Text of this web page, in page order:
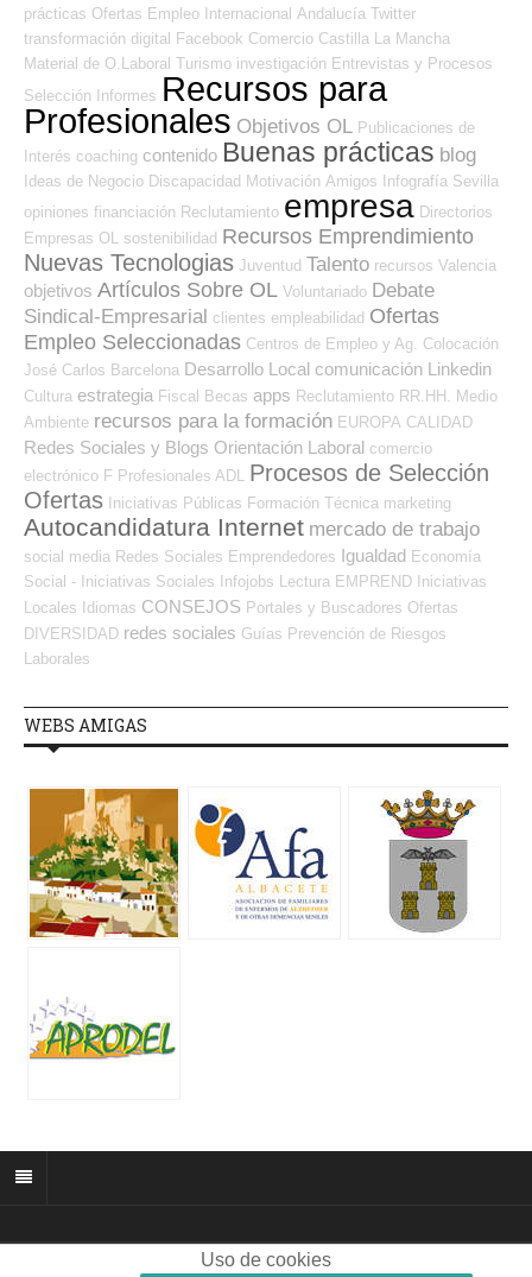
prácticas Ofertas Empleo Internacional Andalucía Twitter
transformación digital
Facebook Comercio Castilla La Mancha
Material de O.Laboral Turismo investigación Entrevistas y Procesos
Selección
Informes Recursos para
Profesionales Objetivos OL Publicaciones de
Interés coaching contenido Buenas prácticas blog
Ideas de Negocio Discapacidad Motivación Amigos Infografía Sevilla
opiniones financiación Reclutamiento empresa Directorios
Empresas OL
sostenibilidad Recursos Emprendimiento
Nuevas Tecnologias Juventud Talento recursos Valencia
objetivos Artículos Sobre OL Voluntariado Debate
Sindical-Empresarial clientes empleabilidad Ofertas
Empleo Seleccionadas Centros de Empleo y Ag. Colocación
José Carlos Barcelona Desarrollo Local comunicación Linkedin
Cultura estrategia Fiscal Becas apps Reclutamiento RR.HH.
Medio
Ambiente recursos para la formación EUROPA CALIDAD
Redes Sociales y Blogs Orientación Laboral comercio
electrónico F Profesionales ADL
Procesos de Selección
Ofertas Iniciativas Públicas Formación Técnica marketing
Autocandidatura Internet mercado de trabajo
social media Redes Sociales Emprendedores Igualdad Economía
Social - Iniciativas Sociales
Infojobs Lectura EMPREND Iniciativas
Locales
Idiomas CONSEJOS Portales y Buscadores Ofertas
DIVERSIDAD redes sociales Guías Prevención de Riesgos
Laborales
WEBS AMIGAS
Uso de cookies